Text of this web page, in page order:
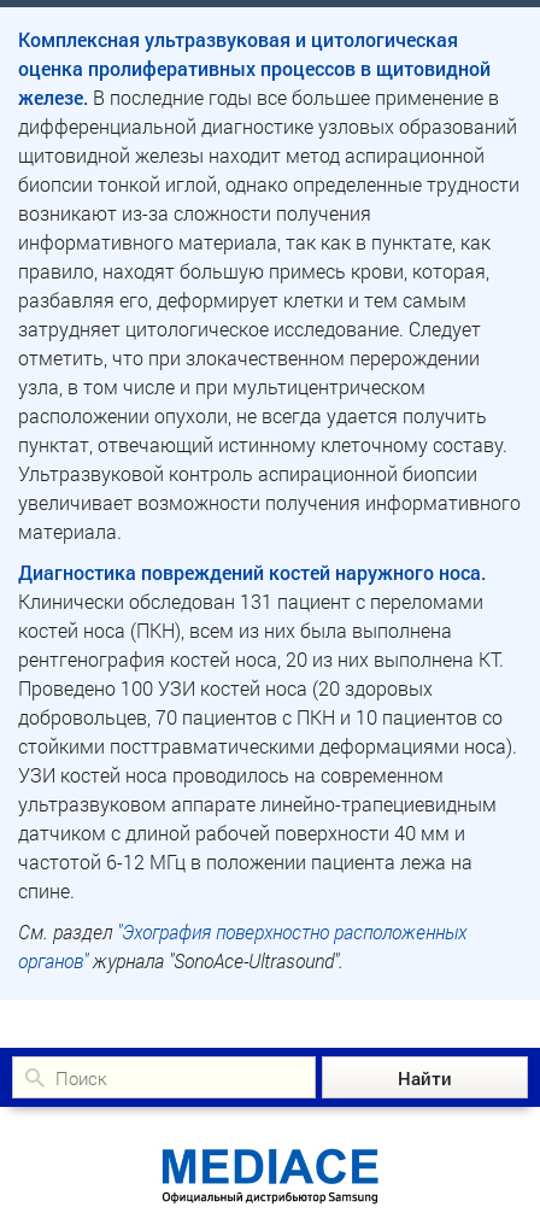
Комплексная ультразвуковая и цитологическая
оценка пролиферативных процессов в щитовидной
железе. В последние годы все большее применение в
дифференциальной диагностике узловых образований
щитовидной железы находит метод аспирационной
биопсии тонкой иглой, однако определенные трудности
возникают из-за сложности получения
информативного материала, так как в пунктате, как
правило, находят большую примесь крови, которая,
разбавляя его, деформирует клетки и тем самым
затрудняет цитологическое исследование. Следует
отметить, что при злокачественном перерождении
узла, в том числе и при мультицентрическом
расположении опухоли, не всегда удается получить
пунктат, отвечающий истинному клеточному составу.
Ультразвуковой контроль аспирационной биопсии
увеличивает возможности получения информативного
материала.
Диагностика повреждений костей наружного носа.
Клинически обследован 131 пациент с переломами
костей носа (ПКН), всем из них была выполнена
рентгенография костей носа, 20 из них выполнена КТ.
Проведено 100 УЗИ костей носа (20 здоровых
добровольцев, 70 пациентов с ПКН и 10 пациентов со
стойкими посттравматическими деформациями носа).
УЗИ костей носа проводилось на современном
ультразвуковом аппарате линейно-трапециевидным
датчиком с длиной рабочей поверхности 40 мм и
частотой 6-12 МГц в положении пациента лежа на
спине.
См. раздел"Эхография поверхностно расположенных
органов"журнала "SonoAce-Ultrasound".